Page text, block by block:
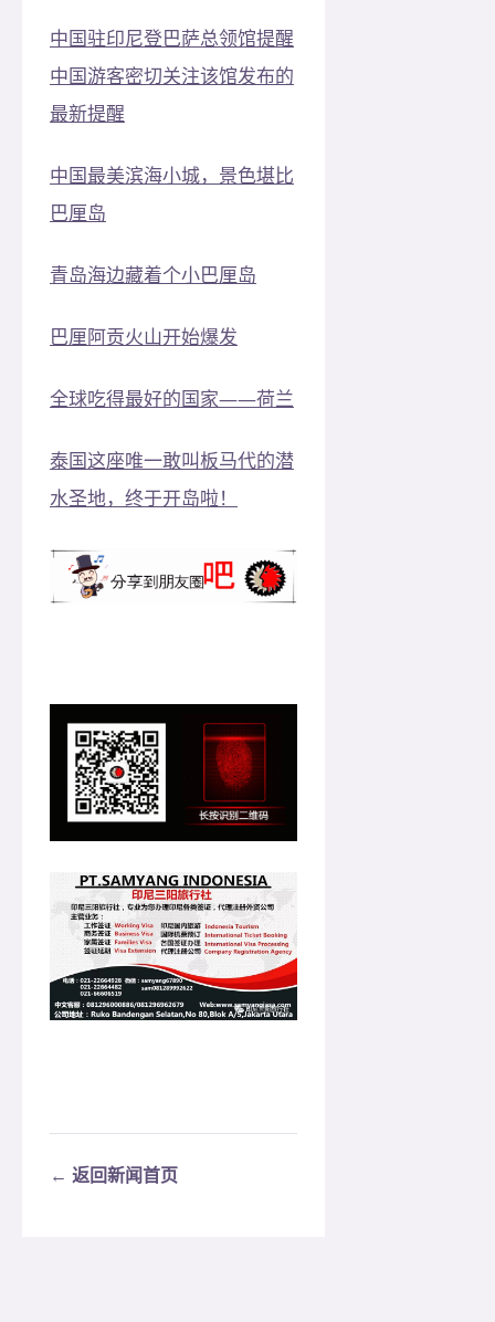
中国驻印尼登巴萨总领馆提醒
中国游客密切关注该馆发布的
最新提醒
中国最美滨海小城，景色堪比
巴厘岛
青岛海边藏着个小巴厘岛
巴厘阿贡火山开始爆发
全球吃得最好的国家——荷兰
泰国这座唯一敢叫板马代的潜
水圣地，终于开岛啦！
← 返回新闻首页